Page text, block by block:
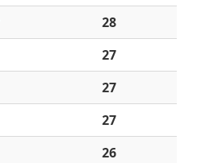
28
27
27
27
26